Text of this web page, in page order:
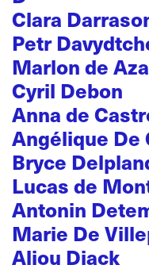
Clara
Petr
Marlon de
Cyril Debon
Anna de
Angélique De
Bryce
Lucas de
Antonin
Marie De
Aliou Diack